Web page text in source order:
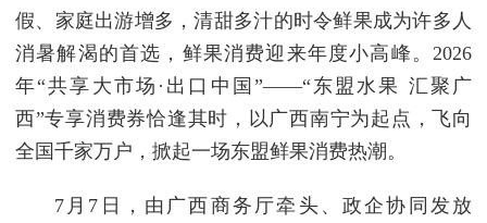
假、家庭出游增多，清甜多汁的时令鲜果成为许多人
消暑解渴的首选，鲜果消费迎来年度小高峰。2026
年“共享大市场·出口中国”——“东盟水果 汇聚广
西”专享消费券恰逢其时，以广西南宁为起点，飞向
全国千家万户，掀起一场东盟鲜果消费热潮。
7月7日，由广西商务厅牵头、政企协同发放